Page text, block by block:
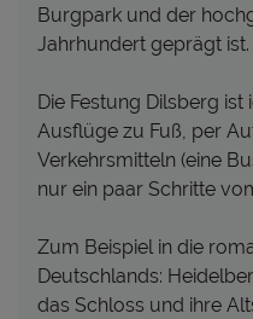
Burgpark und der
Jahrhundert geprägt ist.
Die Festung Dilsberg
Ausflüge zu Fuß, per
Verkehrsmitteln (eine
nur ein paar Schritte
Zum Beispiel in die
Deutschlands:
das Schloss und ihre